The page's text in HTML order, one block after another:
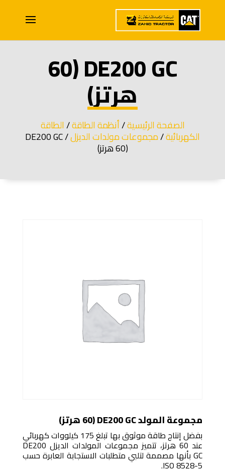
DE200 GC (60
هرتز)
الصفحة الرئيسية/أنظمة الطاقة/الطاقة
الكهربائية/مجموعات مولدات الديزل / DE200 GC
(60 هرتز)
مجموعة المولد DE200 GC (60 هرتز)
بفضل إنتاج طاقة موثوق بها تبلغ 175 كيلووات كهربائي
عند 60 هرتز، تتميز مجموعات المولدات الديزل DE200
GC بأنها مصممة لتلبي متطلبات الاستجابة العابرة حسب
ISO 8528-5.